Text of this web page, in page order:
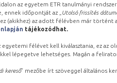
az egyetem ETR tanulmányi
ennek időpontját az „ Utolsó frissítés
(akikhez) az adott félévben már történt
tájékozódhat.
egyetemi félévet kell kiválasztania, ez az
lépegetve lehetséges. Magán a
kereső” mezőbe írt szöveggel általános